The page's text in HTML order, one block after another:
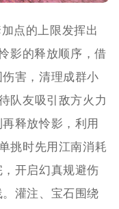
点的上限发挥出
影的释放顺序，借
害，清理成群小
队友吸引敌方火力
释放怜影，利用
挑时先用江南消耗
开启幻真规避伤
灌注、宝石围绕